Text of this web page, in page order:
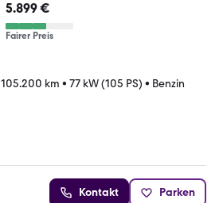
5.899 €
Fairer Preis
105.200 km • 77 kW (105 PS) • Benzin
Kontakt Parken